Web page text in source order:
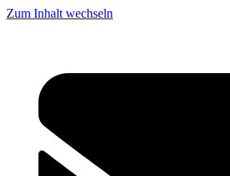
Zum Inhalt wechseln